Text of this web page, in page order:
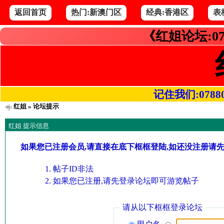
返回首页 热门:新澳门区 经典:香港区 表
《红姐论坛
记住我们
红姐» 论坛提示
红姐 提示信息
如果您已注册会员,请直接在底下框框登陆,如还没注册请
帖子ID非法
如果您已注册,请先登录论坛即可游览帖子
请从以下框框登录论坛